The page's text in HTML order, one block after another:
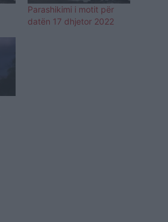
Parashikimi i motit për
datën 17 dhjetor 2022